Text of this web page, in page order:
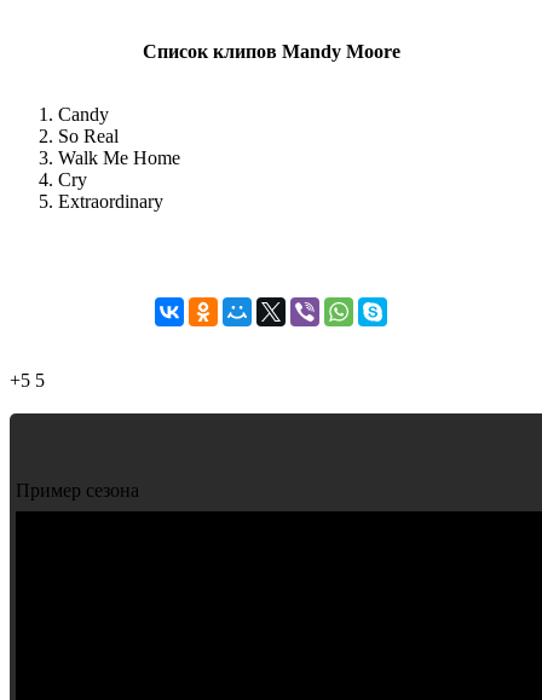
Список клипов Mandy Moore
Candy
So Real
Walk Me Home
Cry
Extraordinary
+5 5
Пример сезона